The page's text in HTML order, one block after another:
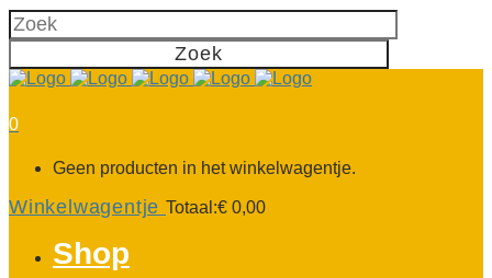
0
Geen producten in het winkelwagentje.
Winkelwagentje Totaal:€ 0,00
Shop